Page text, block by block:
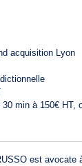
acquisition Lyon
min à 150€ HT,
est avocate